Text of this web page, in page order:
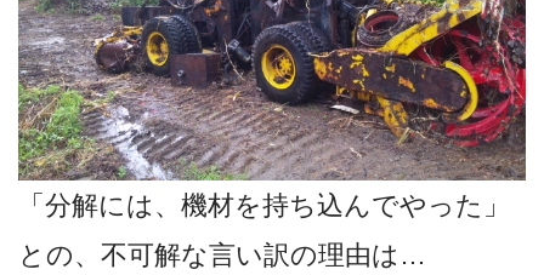
「分解には、機材を持ち込んでやった」
との、不可解な言い訳の理由は…